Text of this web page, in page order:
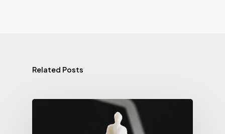
Related Posts